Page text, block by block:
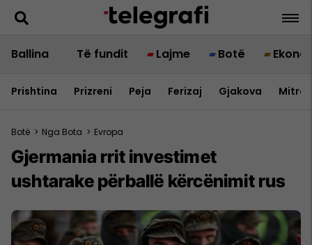
Ballina Të fundit Lajme Botë
Prishtina Prizreni Peja Ferizaj Gjakova
Botë > Nga Bota > Evropa
Gjermania rrit investimet
ushtarake përballë kërcënimit rus